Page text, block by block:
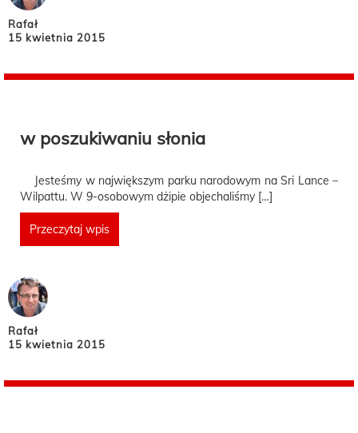
Rafał
15 kwietnia 2015
w poszukiwaniu słonia
Jesteśmy w największym parku narodowym na Sri Lance –
Wilpattu. W 9-osobowym dżipie objechaliśmy […]
Przeczytaj wpis
Rafał
15 kwietnia 2015